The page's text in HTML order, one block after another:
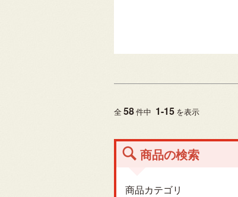
全58件中 1-15 を表示
商品の検索
商品カテゴリ